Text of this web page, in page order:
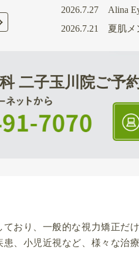
2026.7.27
Alina
2026.7.21
夏肌メ
二子玉川院ご予
おり、一般的な視力矯正だけ
、小児近視など、様々な治療